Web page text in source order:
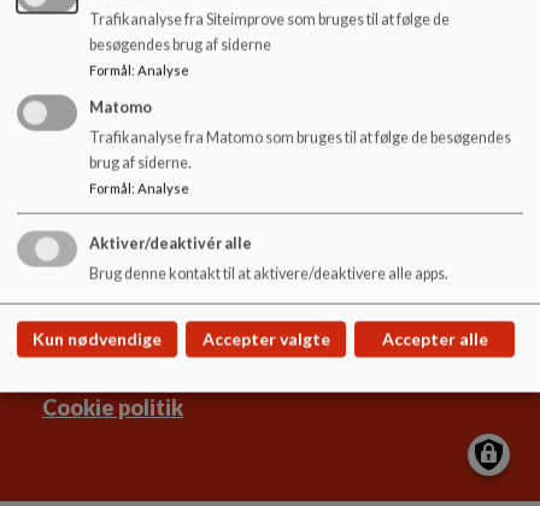
Hyldgårdsskolen
Hyldgårds Allé 9
hyldgaardsskolen@ikast-brande.dk
99604800
EAN NR.
5798005571100
Sitemap
Cookie politik
Trafikanalyse fra Siteimprove som bruges til at følge de
besøgendes brug af siderne
Formål: Analyse
Matomo
Trafikanalyse fra Matomo som bruges til at følge de besøgendes
brug af siderne.
Formål: Analyse
Aktiver/deaktivér alle
Brug denne kontakt til at aktivere/deaktivere alle apps.
Kun nødvendige Accepter valgte Accepter alle